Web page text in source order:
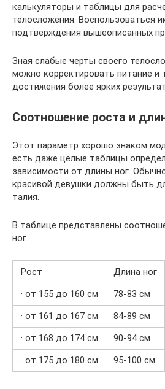
калькуляторы и таблицы для
телосложения. Воспользоваться
подтверждения вышеописанных
Зная слабые черты своего
можно корректировать питание и
достижения более ярких
Соотношение роста и
Этот параметр хорошо знаком
есть даже целые таблицы
зависимости от длины ног.
красивой девушки должны быть
талия.
В таблице представлены
ног.
Рост
Длина ног
· от 155 до 160 см
78-83 см
· от 161 до 167 см
84-89 см
· от 168 до 174 см
90-94 см
· от 175 до 180 см
95-100 см